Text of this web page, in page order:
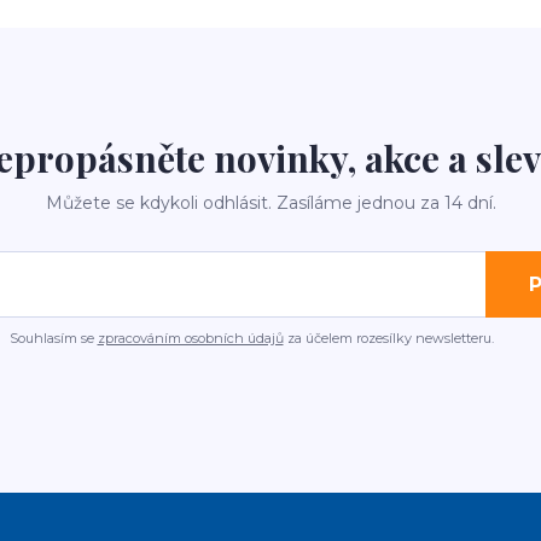
novinky, akce a
Můžete se kdykoli odhlásit. Zasíláme jednou za 14 dní.
Souhlasím se zpracováním osobních údajůza účelem rozesílky newsletteru.